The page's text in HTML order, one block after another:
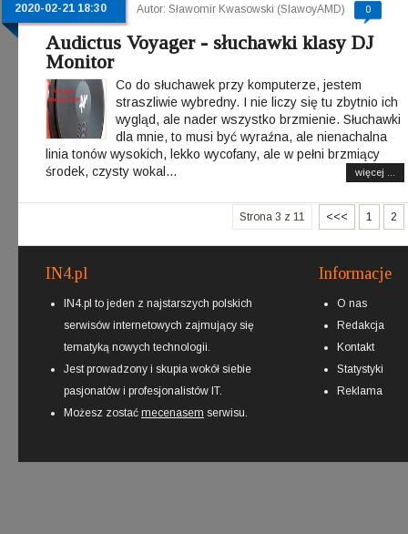
2020-02-21 18:30 Autor: Sławomir Kwasowski (SlawoyAMD) 0
Audictus Voyager - słuchawki klasy DJ
Monitor
Co do słuchawek przy komputerze, jestem
straszliwie wybredny. I nie liczy się tu zbytnio ich
wygląd, ale nader wszystko brzmienie. Słuchawki
dla mnie, to musi być wyraźna, ale nienachalna
linia tonów wysokich, lekko wycofany, ale w pełni brzmiący
środek, czysty wokal...
więcej ...
Strona 3 z 11 <<< 1 2
IN4.pl
IN4.pl to jeden z najstarszych polskich
serwisów internetowych zajmujący się
tematyką nowych technologii.
Jest prowadzony i skupia wokół siebie
pasjonatów i profesjonalistów IT.
Możesz zostać mecenasem serwisu.
Informacje
O nas
Redakcja
Kontakt
Statystyki
Reklama